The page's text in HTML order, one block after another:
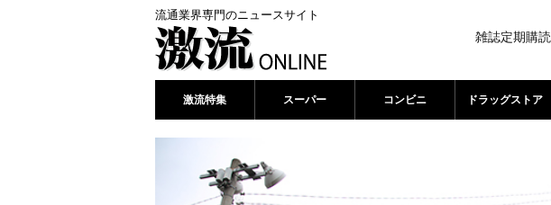
流通業界専門のニュースサイト
雑誌定期購読
激流特集 スーパー コンビニ ドラッグストア